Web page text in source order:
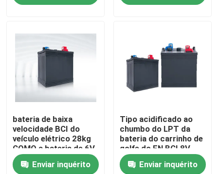
Sobre nós
Excursão da fábrica
Contacte-nos
Group Website
Bateria do acionador de partida do carro
bateria de baixa
velocidade BCI do
veículo elétrico 28kg
COMO a bateria de 6V
180Ah
Enviar inquérito
Tipo acidificado ao
chumbo do LPT da
bateria do carrinho de
golfe do EN BCI 8V
170Ah do reboque
Enviar inquérito